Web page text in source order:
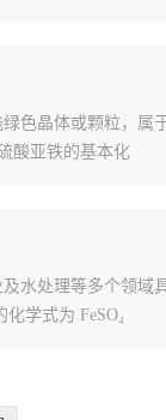
色晶体或颗粒，属
酸亚铁的基本化
水处理等多个领域
学式为 FeSO₄